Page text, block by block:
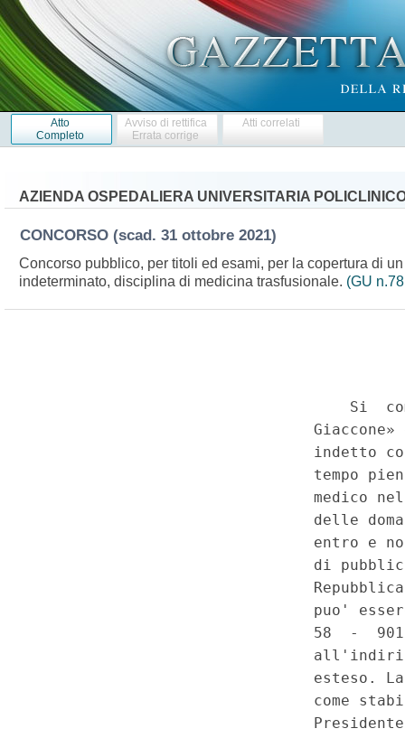
Atto
Completo
Avviso di rettifica
Errata corrige
Atti correlati
AZIENDA OSPEDALIERA UNIVERSITARIA
CONCORSO (scad. 31 ottobre 2021)
Concorso pubblico, per titoli ed esami, per la copertura di
indeterminato, disciplina di medicina trasfusionale. (GU